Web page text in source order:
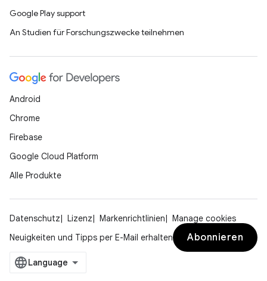
Google Play support
An Studien für Forschungszwecke teilnehmen
Android
Chrome
Firebase
Google Cloud Platform
Alle Produkte
Datenschutz Lizenz Markenrichtlinien
Manage cookies
Neuigkeiten und Tipps per E-Mail erhalten
Abonnieren